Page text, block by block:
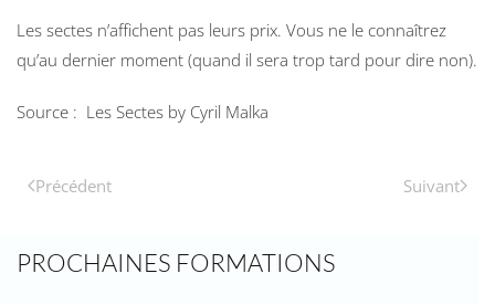
Les sectes n’affichent pas leurs prix. Vous ne le connaîtrez
qu’au dernier moment (quand il sera trop tard pour dire non).
Source : Les Sectes by Cyril Malka
Précédent Suivant
PROCHAINES FORMATIONS